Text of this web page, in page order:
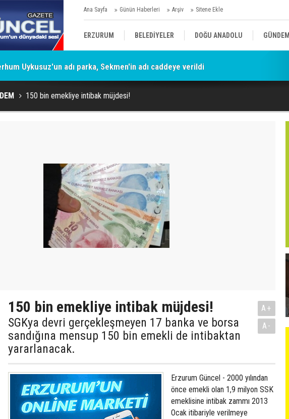
Ana Sayfa Günün Haberleri Arşiv Sitene Ekle
ERZURUM BELEDİYELER DOĞU ANADOLU GÜNDEM
SİYASET AFAD/ SAVAŞ SPOR
KÜLTÜR/SANAT//MAĞAZİN
Uykusuz'un adı parka, Sekmen'in adı caddeye verildi
150 bin emekliye intibak müjdesi!
150 bin emekliye intibak müjdesi!
SGKya devri gerçekleşmeyen 17 banka ve borsa
sandığına mensup 150 bin emekli de intibaktan
yararlanacak.
A+
A-
Erzurum Güncel - 2000 yılından
önce emekli olan 1,9 milyon SSK
emeklisine intibak zammı 2013
Ocak itibariyle verilmeye